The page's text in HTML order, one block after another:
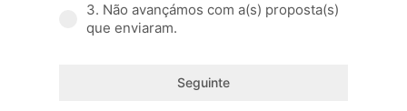
3. Não avançámos com a(s) proposta(s)
que enviaram.
Seguinte